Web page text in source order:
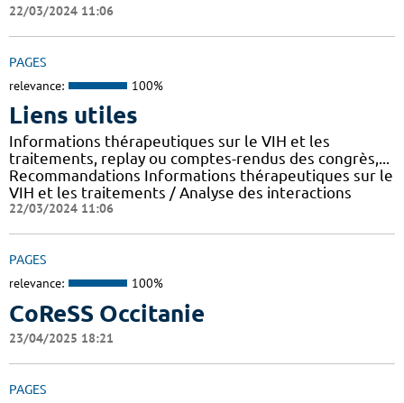
22/03/2024 11:06
PAGES
relevance: 100%
Liens utiles
Informations thérapeutiques sur le VIH et les
traitements, replay ou comptes-rendus des congrès,...
Recommandations Informations thérapeutiques sur le
VIH et les traitements / Analyse des interactions
22/03/2024 11:06
PAGES
relevance: 100%
CoReSS Occitanie
23/04/2025 18:21
PAGES